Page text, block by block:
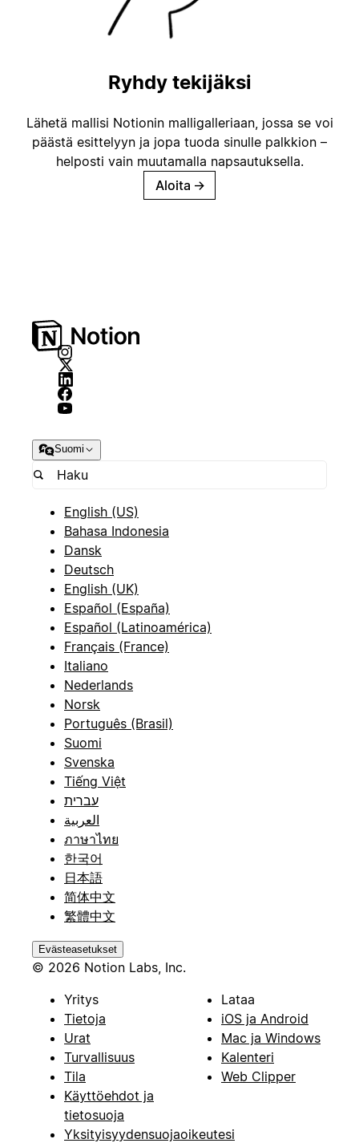
Ryhdy tekijäksi
Lähetä mallisi Notionin malligalleriaan, jossa se voi
päästä esittelyyn ja jopa tuoda sinulle palkkion –
helposti vain muutamalla napsautuksella.
Aloita →
Suomi
English (US)
Bahasa Indonesia
Dansk
Deutsch
English (UK)
Español (España)
Español (Latinoamérica)
Français (France)
Italiano
Nederlands
Norsk
Português (Brasil)
Suomi
Svenska
Tiếng Việt
עברית
العربية
ภาษาไทย
한국어
日本語
简体中文
繁體中文
Evästeasetukset
© 2026 Notion Labs, Inc.
Yritys
Tietoja
Urat
Turvallisuus
Tila
Käyttöehdot ja
tietosuoja
Yksityisyydensuojaoikeutesi
Lataa
iOS ja Android
Mac ja Windows
Kalenteri
Web Clipper